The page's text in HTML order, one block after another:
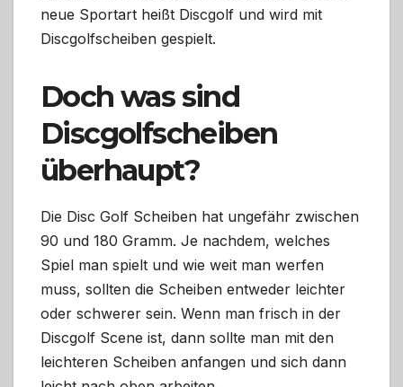
neue Sportart heißt Discgolf und wird mit
Discgolfscheiben gespielt.
Doch was sind
Discgolfscheiben
überhaupt?
Die Disc Golf Scheiben hat ungefähr zwischen
90 und 180 Gramm. Je nachdem, welches
Spiel man spielt und wie weit man werfen
muss, sollten die Scheiben entweder leichter
oder schwerer sein. Wenn man frisch in der
Discgolf Scene ist, dann sollte man mit den
leichteren Scheiben anfangen und sich dann